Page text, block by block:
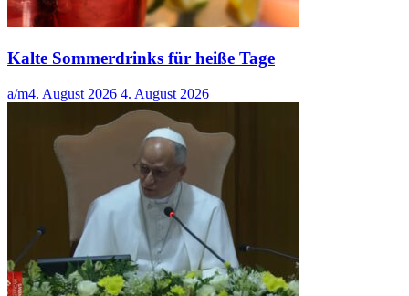
Kalte Sommerdrinks für heiße Tage
a/m4. August 2026 4. August 2026